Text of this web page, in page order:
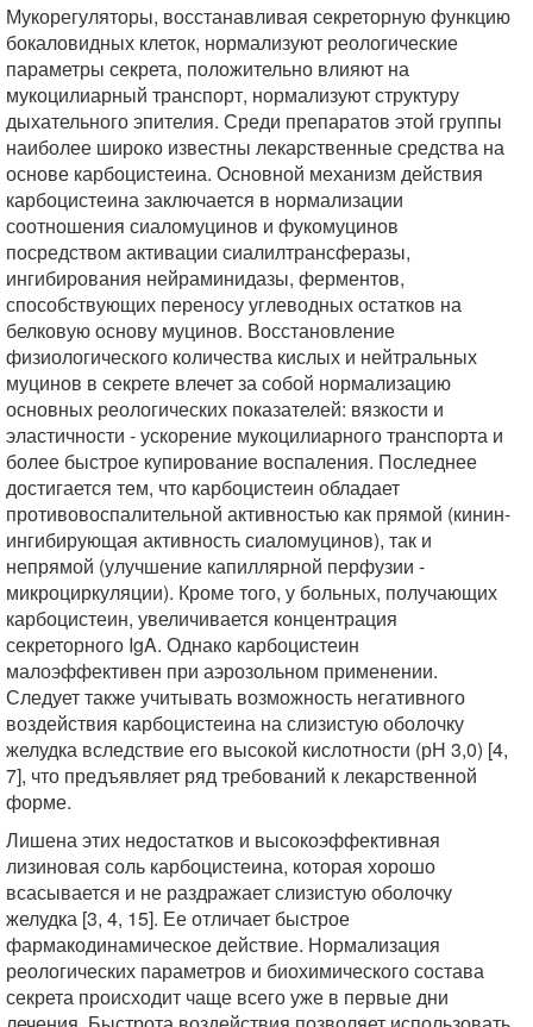
Мукорегуляторы, восстанавливая секреторную функцию
бокаловидных клеток, нормализуют реологические
параметры секрета, положительно влияют на
мукоцилиарный транспорт, нормализуют структуру
дыхательного эпителия. Среди препаратов этой группы
наиболее широко известны лекарственные средства на
основе карбоцистеина. Основной механизм действия
карбоцистеина заключается в нормализации
соотношения сиаломуцинов и фукомуцинов
посредством активации сиалилтрансферазы,
ингибирования нейраминидазы, ферментов,
способствующих переносу углеводных остатков на
белковую основу муцинов. Восстановление
физиологического количества кислых и нейтральных
муцинов в секрете влечет за собой нормализацию
основных реологических показателей: вязкости и
эластичности - ускорение мукоцилиарного транспорта и
более быстрое купирование воспаления. Последнее
достигается тем, что карбоцистеин обладает
противовоспалительной активностью как прямой (кинин-
ингибирующая активность сиаломуцинов), так и
непрямой (улучшение капиллярной перфузии -
микроциркуляции). Кроме того, у больных, получающих
карбоцистеин, увеличивается концентрация
секреторного IgA. Однако карбоцистеин
малоэффективен при аэрозольном применении.
Следует также учитывать возможность негативного
воздействия карбоцистеина на слизистую оболочку
желудка вследствие его высокой кислотности (рН 3,0) [4,
7], что предъявляет ряд требований к лекарственной
форме.
Лишена этих недостатков и высокоэффективная
лизиновая соль карбоцистеина, которая хорошо
всасывается и не раздражает слизистую оболочку
желудка [3, 4, 15]. Ее отличает быстрое
фармакодинамическое действие. Нормализация
реологических параметров и биохимического состава
секрета происходит чаще всего уже в первые дни